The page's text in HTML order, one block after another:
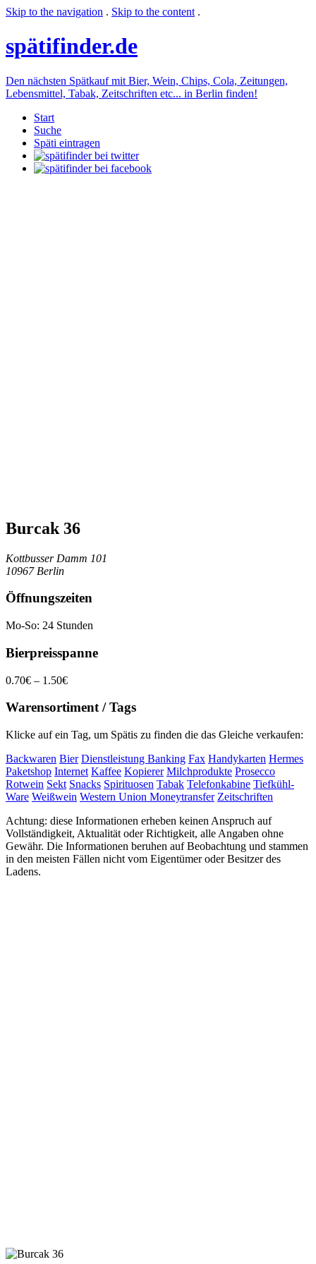
Skip to the navigation . Skip to the content .
spätifinder.de
Den nächsten Spätkauf mit Bier, Wein, Chips, Cola, Zeitungen,
Lebensmittel, Tabak, Zeitschriften etc... in Berlin finden!
Start
Suche
Späti eintragen
Burcak 36
Kottbusser Damm 101
10967 Berlin
Öffnungszeiten
Mo-So: 24 Stunden
Bierpreisspanne
0.70€ – 1.50€
Warensortiment / Tags
Klicke auf ein Tag, um Spätis zu finden die das Gleiche verkaufen:
Backwaren Bier Dienstleistung Banking Fax Handykarten Hermes
Paketshop Internet Kaffee Kopierer Milchprodukte Prosecco
Rotwein Sekt Snacks Spirituosen Tabak Telefonkabine Tiefkühl-
Ware Weißwein Western Union Moneytransfer Zeitschriften
Achtung: diese Informationen erheben keinen Anspruch auf
Vollständigkeit, Aktualität oder Richtigkeit, alle Angaben ohne
Gewähr. Die Informationen beruhen auf Beobachtung und stammen
in den meisten Fällen nicht vom Eigentümer oder Besitzer des
Ladens.